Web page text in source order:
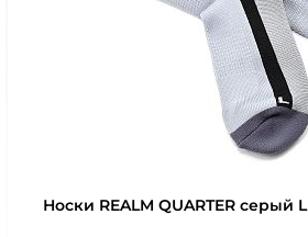
Носки REALM QUARTER серый L